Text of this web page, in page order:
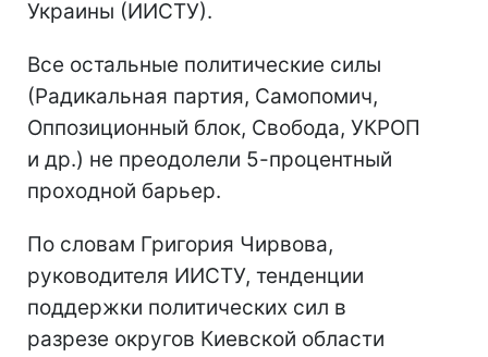
Украины (ИИСТУ).
Все остальные политические силы
(Радикальная партия, Самопомич,
Оппозиционный блок, Свобода, УКРОП
и др.) не преодолели 5-процентный
проходной барьер.
По словам Григория Чирвова,
руководителя ИИСТУ, тенденции
поддержки политических сил в
разрезе округов Киевской области